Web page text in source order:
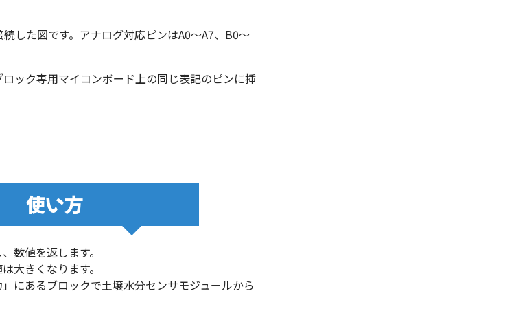
した図です。アナログ対応ピンはA0～A7、B0～
ック専用マイコンボード上の同じ表記のピンに挿
使い方
数値を返します。
大きくなります。
にあるブロックで土壌水分センサモジュールから